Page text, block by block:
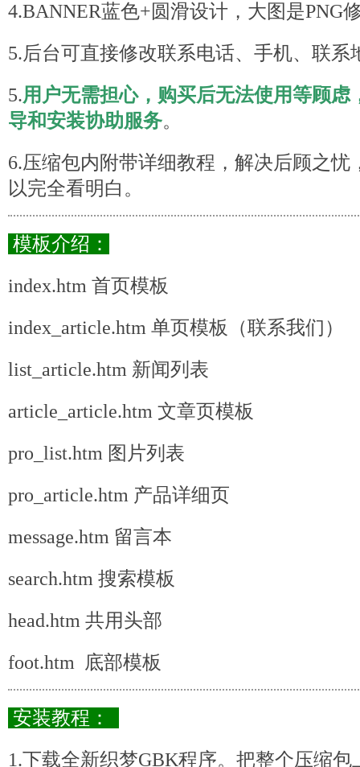
4.BANNER蓝色+圆滑设计，大图是PNG
5.后台可直接修改联系电话、手机、联系
5.用户无需担心，购买后无法使用等顾虑
导和安装协助服务。
6.压缩包内附带详细教程，解决后顾之忧
以完全看明白。
模板介绍：
index.htm 首页模板
index_article.htm 单页模板（联系我们）
list_article.htm 新闻列表
article_article.htm 文章页模板
pro_list.htm 图片列表
pro_article.htm 产品详细页
message.htm 留言本
search.htm 搜索模板
head.htm 共用头部
foot.htm 底部模板
安装教程：
1.下载全新织梦GBK程序。把整个压缩